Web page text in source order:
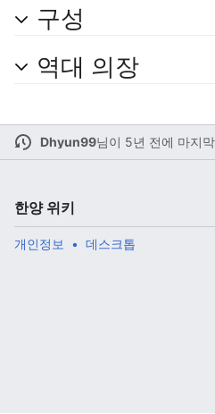
다
구성
역대 의장
Dhyun99님이 5년 전에 마지
한양 위키
개인정보 데스크톱